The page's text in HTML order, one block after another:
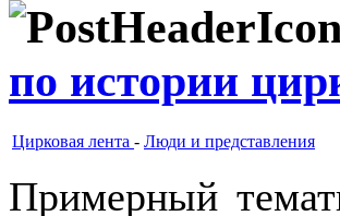
по истории
Цирковая лента - Люди и представления
Примерный